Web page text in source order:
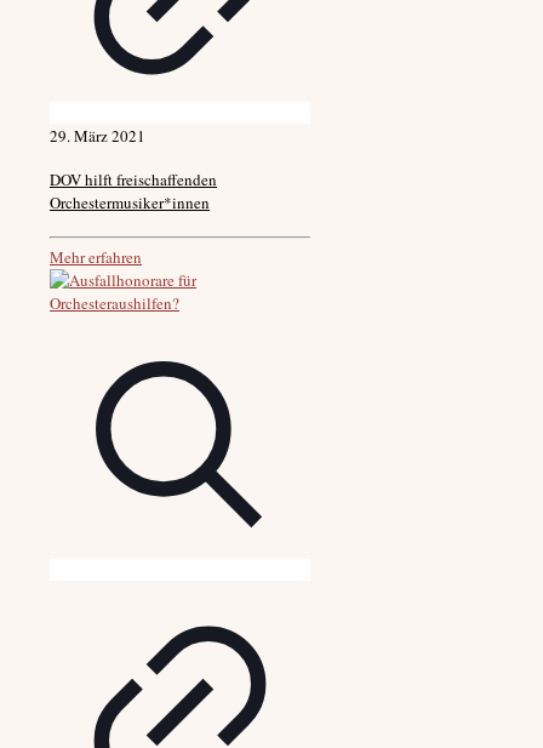
29. März 2021
DOV hilft freischaffenden
Orchestermusiker*innen
Mehr erfahren